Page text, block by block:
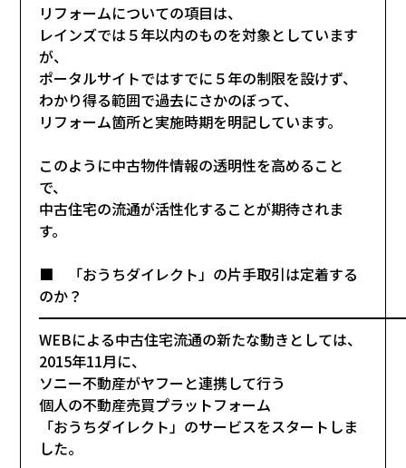
リフォームについての項目は、
レインズでは５年以内のものを対象としています
が、
ポータルサイトではすでに５年の制限を設けず、
わかり得る範囲で過去にさかのぼって、
リフォーム箇所と実施時期を明記しています。
このように中古物件情報の透明性を高めること
で、
中古住宅の流通が活性化することが期待されま
す。
■ 「おうちダイレクト」の片手取引は定着する
のか？
WEBによる中古住宅流通の新たな動きとしては、
2015年11月に、
ソニー不動産がヤフーと連携して行う
個人の不動産売買プラットフォーム
「おうちダイレクト」のサービスをスタートしま
した。